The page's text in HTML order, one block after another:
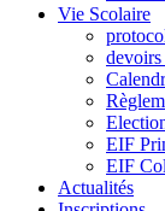
Vie Scolaire
devoirs
EIF
EIF
Actualités